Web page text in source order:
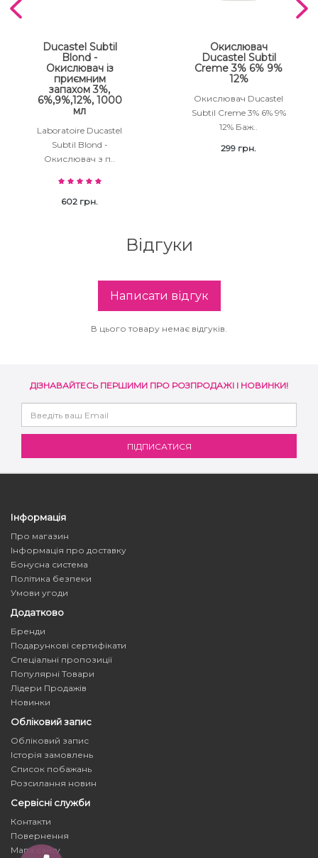
Ducastel Subtil
Blond -
Окислювач із
приємним
запахом 3%,
6%,9%,12%, 1000
мл
Laboratoire Ducastel
Subtil Blond -
Окислювач з п..
602 грн.
Окислювач
Ducastel Subtil
Creme 3% 6% 9%
12%
Окислювач Ducastel
Subtil Creme 3% 6% 9%
12% Баж..
299 грн.
Відгуки
Написати відгук
В цього товару немає відгуків.
ДІЗНАВАЙТЕСЬ ПЕРШИМИ ПРО РОЗПРОДАЖІ І НОВИНКИ!
Інформація
Про магазин
Інформація про доставку
Бонусна система
Політика безпеки
Умови угоди
Додатково
Бренди
Подарункові сертифікати
Спеціальні пропозиції
Популярні Товари
Лідери Продажів
Новинки
Обліковий запис
Обліковий запис
Історія замовлень
Список побажань
Розсилання новин
Сервісні служби
Контакти
Повернення
Мапа сайту